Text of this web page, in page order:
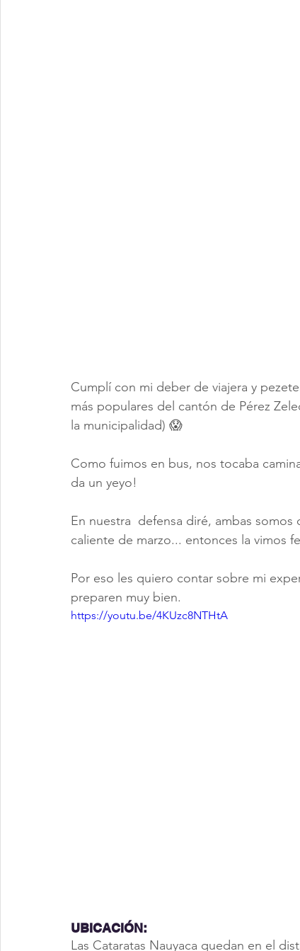
Cumplí con mi deber de viajera y
más populares del cantón de Pérez
la municipalidad) 😱
Como fuimos en bus, nos tocaba
da un yeyo!
En nuestra  defensa diré, ambas
caliente de marzo... entonces la vimos
Por eso les quiero contar sobre mi
preparen muy bien.
https://youtu.be/4KUzc8NTHtA
UBICACIÓN:
Las Cataratas Nauyaca quedan en el